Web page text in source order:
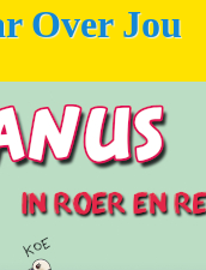
Over Jou